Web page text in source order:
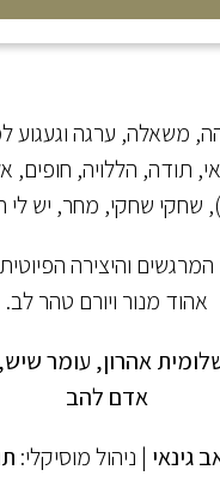
משאלה, ערגה וגעגוע
תודה, הללויה, חופים,
שחקי שחקי, מחר, יש לי
המרגשים והיצירה
אהוד מנור ויורם טהר לב.
אהרון, עומר
אדם להב
גינאי | ניהול מוסיקלי: